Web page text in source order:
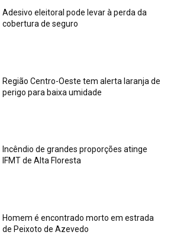
Adesivo eleitoral pode levar à perda da
cobertura de seguro
Região Centro-Oeste tem alerta laranja de
perigo para baixa umidade
Incêndio de grandes proporções atinge
IFMT de Alta Floresta
Homem é encontrado morto em estrada
de Peixoto de Azevedo